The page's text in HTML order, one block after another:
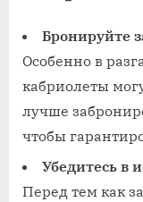
Бронируйте
Особенно в
кабриолеты
лучше
чтобы
Убедитесь в
Перед тем как